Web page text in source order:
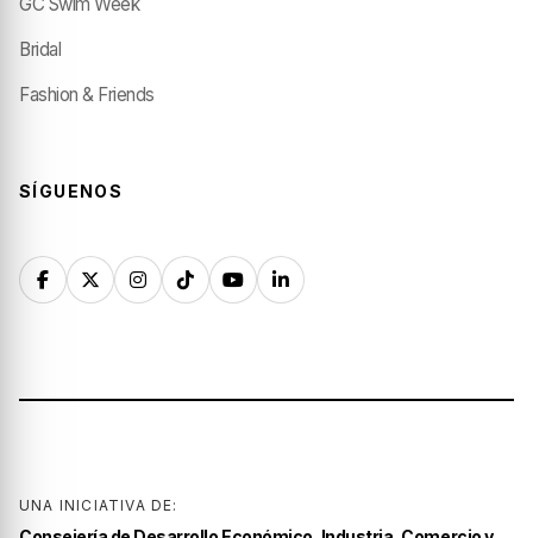
Bridal
Fashion & Friends
SÍGUENOS
UNA INICIATIVA DE: